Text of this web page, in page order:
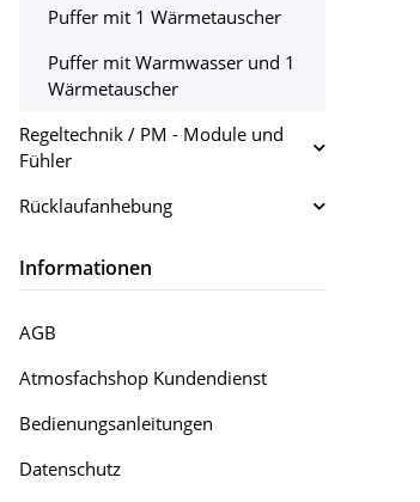
Puffer mit 1 Wärmetauscher
Puffer mit Warmwasser und 1
Wärmetauscher
Regeltechnik / PM - Module und
Fühler
Rücklaufanhebung
Informationen
AGB
Atmosfachshop Kundendienst
Bedienungsanleitungen
Datenschutz